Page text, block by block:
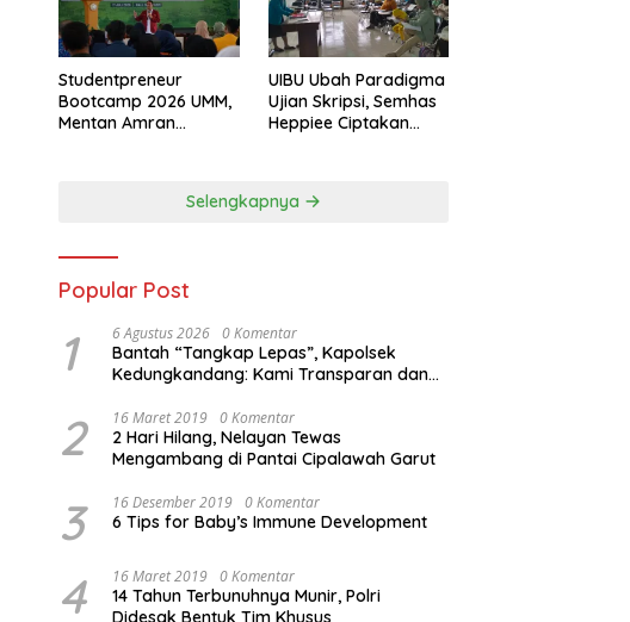
Studentpreneur
Bootcamp 2026 UMM,
Mentan Amran
UIBU Ubah Paradigma
Ujian Skripsi, Semhas
Heppiee Ciptakan
Selengkapnya
Popular Post
1 6 Agustus 2026 0 Komentar
Bantah “Tangkap Lepas”, Kapolsek
Kedungkandang: Kami Transparan dan
2 16 Maret 2019 0 Komentar
2 Hari Hilang, Nelayan Tewas
Mengambang di Pantai Cipalawah Garut
3 16 Desember 2019 0 Komentar
6 Tips for Baby’s Immune Development
4 16 Maret 2019 0 Komentar
14 Tahun Terbunuhnya Munir, Polri
Didesak Bentuk Tim Khusus